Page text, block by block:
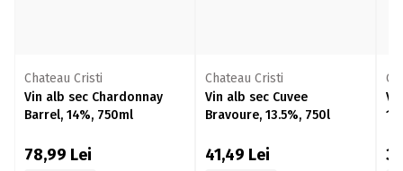
Chateau Cristi
Vin alb sec Chardonnay
Barrel, 14%, 750ml
78,99 Lei
Chateau Cristi
Vin alb sec Cuvee
Bravoure, 13.5%, 750l
41,49 Lei